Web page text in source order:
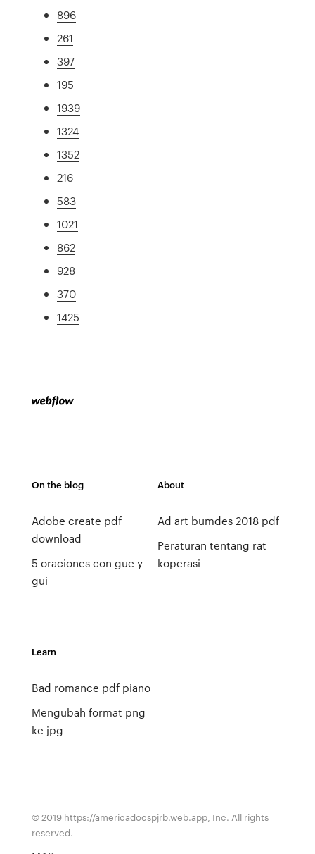
896
261
397
195
1939
1324
1352
216
583
1021
862
928
370
1425
On the blog
Adobe create pdf
download
5 oraciones con gue y
gui
About
Ad art bumdes 2018 pdf
Peraturan tentang rat
koperasi
Learn
Bad romance pdf piano
Mengubah format png
ke jpg
© 2019 https://americadocspjrb.web.app, Inc. All rights
reserved.